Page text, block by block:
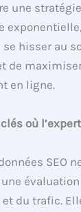
une
se hisser au
de
en ligne.
où
SEO
du trafic.